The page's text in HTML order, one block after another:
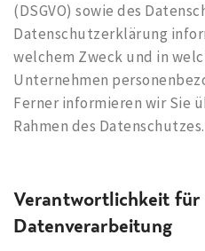
(DSGVO) sowie des
Datenschutzerklärung
welchem Zweck und in
Unternehmen
Ferner informieren wir Sie
Rahmen des Datenschutzes.
Verantwortlichkeit für
Datenverarbeitung